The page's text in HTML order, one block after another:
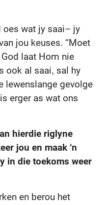
oes wat jy saai– jy
jou keuses. “Moet
laat Hom nie
ook al saai, sal hy
lewenslange gevolge
erger as wat ons
hierdie riglyne
jou en maak ‘n
in die toekoms weer
en berou het